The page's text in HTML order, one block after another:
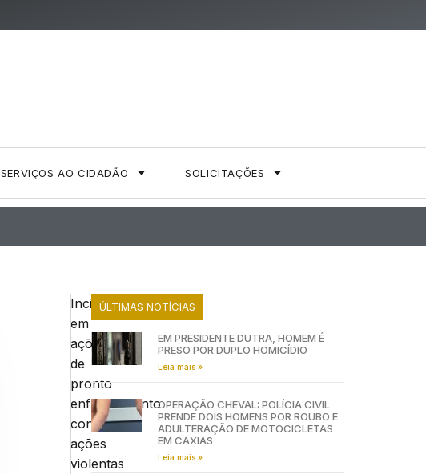
SERVIÇOS AO CIDADÃO SOLICITAÇÕES
Incidindo
em
ações
de
pronto
enfrentamento
contra
ações
violentas
ÚLTIMAS NOTÍCIAS
EM PRESIDENTE DUTRA, HOMEM É
PRESO POR DUPLO HOMICÍDIO
Leia mais »
OPERAÇÃO CHEVAL: POLÍCIA CIVIL
PRENDE DOIS HOMENS POR ROUBO E
ADULTERAÇÃO DE MOTOCICLETAS
EM CAXIAS
Leia mais »